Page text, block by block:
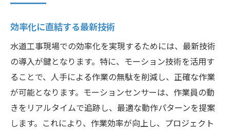
効率化に直結する最新技術
水道工事現場での効率化を実現するためには、最新技術
の導入が鍵となります。特に、モーション技術を活用す
ることで、人手による作業の無駄を削減し、正確な作業
が可能となります。モーションセンサーは、作業員の動
きをリアルタイムで追跡し、最適な動作パターンを提案
します。これにより、作業効率が向上し、プロジェクト